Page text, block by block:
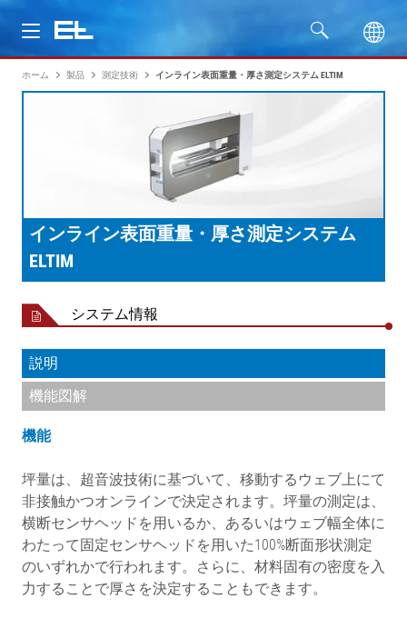
製品
会社名
ホーム 製品 測定技術 インライン表面重量・厚さ測定システム ELTIM
インライン表面重量・厚さ測定システム
ELTIM
システム情報
説明
機能図解
機能
坪量は、超音波技術に基づいて、移動するウェブ上にて
非接触かつオンラインで決定されます。坪量の測定は、
横断センサヘッドを用いるか、あるいはウェブ幅全体に
わたって固定センサヘッドを用いた100%断面形状測定
のいずれかで行われます。さらに、材料固有の密度を入
力することで厚さを決定することもできます。